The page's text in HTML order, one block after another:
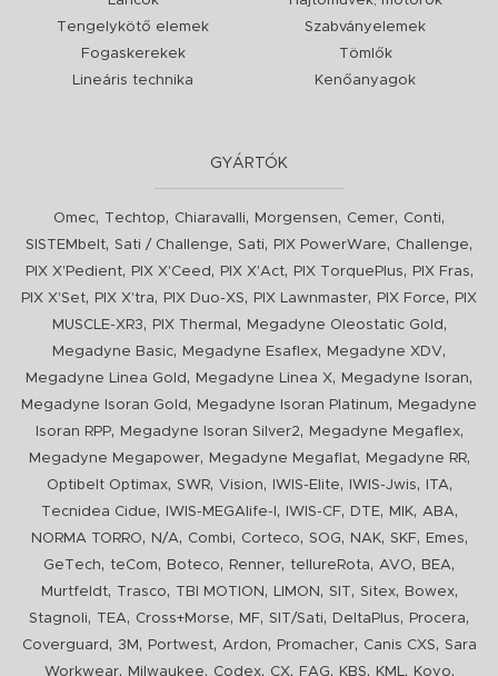
Tengelykötő elemek
Fogaskerekek
Lineáris technika
Szabványelemek
Tömlők
Kenőanyagok
GYÁRTÓK
Omec, Techtop, Chiaravalli, Morgensen, Cemer, Conti,
SISTEMbelt, Sati / Challenge, Sati, PIX PowerWare, Challenge,
PIX X'Pedient, PIX X'Ceed , PIX X'Act, PIX TorquePlus, PIX Fras,
PIX X'Set, PIX X'tra, PIX Duo-XS, PIX Lawnmaster, PIX Force,
PIX
MUSCLE-XR3, PIX Thermal , Megadyne Oleostatic Gold ,
Megadyne Basic, Megadyne Esaflex, Megadyne XDV,
Megadyne Linea Gold , Megadyne Linea X, Megadyne Isoran,
Megadyne Isoran Gold , Megadyne Isoran Platinum,
Megadyne
Isoran RPP, Megadyne Isoran Silver2, Megadyne Megaflex,
Megadyne Megapower, Megadyne Megaflat, Megadyne RR,
Optibelt Optimax, SWR, Vision, IWIS-Elite, IWIS-Jwis, ITA,
Tecnidea Cidue, IWIS-MEGAlife-I , IWIS-CF, DTE, MIK, ABA,
NORMA TORRO, N/A, Combi, Corteco, SOG, NAK, SKF, Emes,
GeTech, teCom, Boteco, Renner, tellureRota, AVO, BEA,
Murtfeldt, Trasco, TBI MOTION , LIMON , SIT, Sitex, Bowex,
Stagnoli, TEA, Cross+Morse, MF, SIT/Sati, DeltaPlus, Procera,
Coverguard , 3M , Portwest, Ardon, Promacher, Canis CXS, Sara
Workwear, Milwaukee, Codex, CX, FAG, KBS, KML, Koyo,